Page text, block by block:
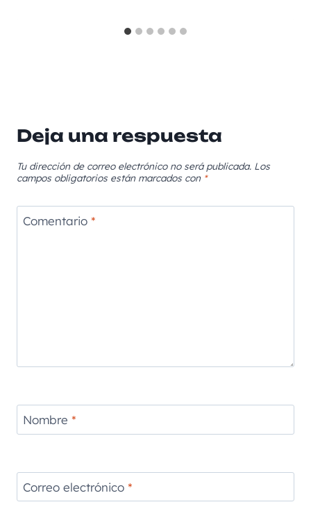
Deja una respuesta
Tu dirección de correo electrónico no será publicada. Los
campos obligatorios están marcados con *
Comentario *
Nombre *
Correo electrónico *